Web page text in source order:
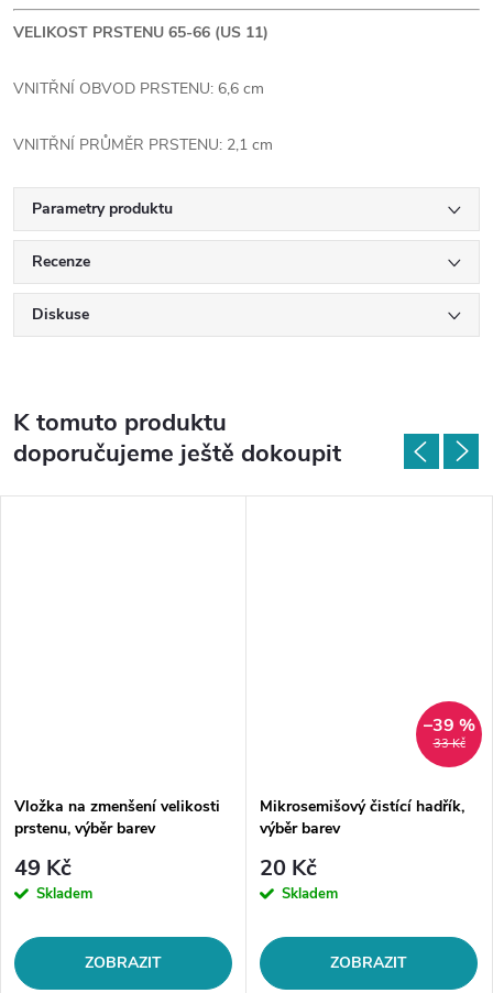
VELIKOST PRSTENU 65-66 (US 11)
VNITŘNÍ OBVOD PRSTENU: 6,6 cm
VNITŘNÍ PRŮMĚR PRSTENU: 2,1 cm
Parametry produktu
Recenze
Diskuse
K tomuto produktu
doporučujeme ještě dokoupit
Vložka na zmenšení velikosti
prstenu, výběr barev
49 Kč
Skladem
ZOBRAZIT
33 Kč
–39 %
Mikrosemišový čistící hadřík,
výběr barev
20 Kč
Skladem
ZOBRAZIT